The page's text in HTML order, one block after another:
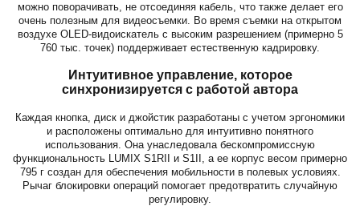
можно поворачивать, не отсоединяя кабель, что также делает его
очень полезным для видеосъемки. Во время съемки на открытом
воздухе OLED-видоискатель с высоким разрешением (примерно 5
760 тыс. точек) поддерживает естественную кадрировку.
Интуитивное управление, которое
синхронизируется с работой автора
Каждая кнопка, диск и джойстик разработаны с учетом эргономики
и расположены оптимально для интуитивно понятного
использования. Она унаследовала бескомпромиссную
функциональность LUMIX S1RII и S1II, а ее корпус весом примерно
795 г создан для обеспечения мобильности в полевых условиях.
Рычаг блокировки операций помогает предотвратить случайную
регулировку.